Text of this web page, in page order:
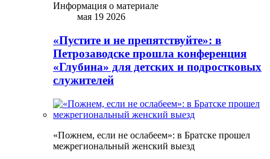
Информация о материале
мая 19 2026
«Пустите и не препятствуйте»: в
Петрозаводске прошла конференция
«Глубина» для детских и подростковых
служителей
«Пожнем, если не ослабеем»: в Братске прошел
межрегиональный женский выезд